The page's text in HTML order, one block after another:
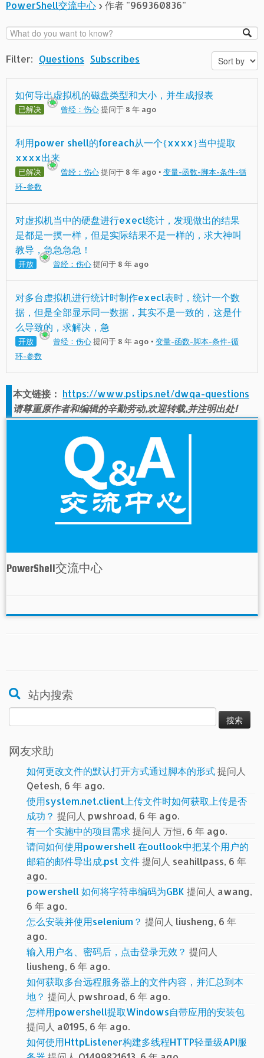
PowerShell交流中心 › 作者 "969360836"
Filter: Questions Subscribes
如何导出虚拟机的磁盘类型和大小，并生成报表
已解决 曾经：伤心提问于 8 年 ago
利用power shell的foreach从一个{xxxx}当中提取
xxxx出来
已解决 曾经：伤心提问于 8 年 ago • 变量-函数-脚本-条件-循
环-参数
对虚拟机当中的硬盘进行execl统计，发现做出的结果
是都是一摸一样，但是实际结果不是一样的，求大神叫
教导，急急急急！
开放 曾经：伤心提问于 8 年 ago
对多台虚拟机进行统计时制作execl表时，统计一个数
据，但是全部显示同一数据，其实不是一致的，这是什
么导致的，求解决，急
开放 曾经：伤心提问于 8 年 ago • 变量-函数-脚本-条件-循
环-参数
本文链接： https://www.pstips.net/dwqa-questions
请尊重原作者和编辑的辛勤劳动,欢迎转载,并注明出处!
PowerShell交流中心
站内搜索
索：
网友求助
如何更改文件的默认打开方式通过脚本的形式提问人
Qetesh, 6 年 ago.
使用system.net.client上传文件时如何获取上传是否
成功？ 提问人 pwshroad, 6 年 ago.
有一个实施中的项目需求提问人 万恒, 6 年 ago.
请问如何使用powershell 在outlook中把某个用户的
邮箱的邮件导出成.pst 文件提问人 seahillpass, 6 年
ago.
powershell 如何将字符串编码为GBK 提问人 awang,
6 年 ago.
怎么安装并使用selenium？ 提问人 liusheng, 6 年
ago.
输入用户名、密码后，点击登录无效？ 提问人
liusheng, 6 年 ago.
如何获取多台远程服务器上的文件内容，并汇总到本
地？ 提问人 pwshroad, 6 年 ago.
怎样用powershell提取Windows自带应用的安装包
提问人 a0195, 6 年 ago.
如何使用HttpListener构建多线程HTTP轻量级API服